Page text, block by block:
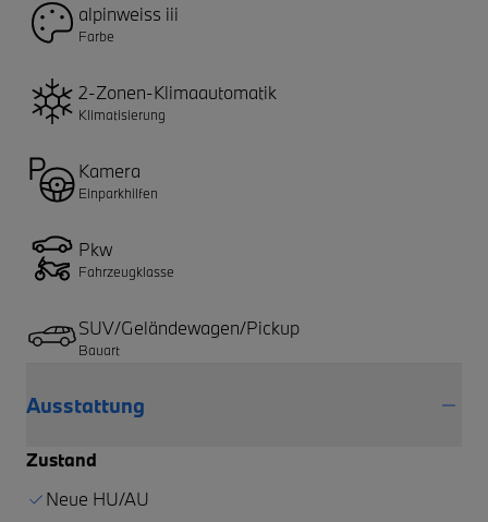
alpinweiss iii
Farbe
2-Zonen-Klimaautomatik
Klimatisierung
Kamera
Einparkhilfen
Pkw
Fahrzeugklasse
SUV/Geländewagen/Pickup
Bauart
Ausstattung
Zustand
Neue HU/AU